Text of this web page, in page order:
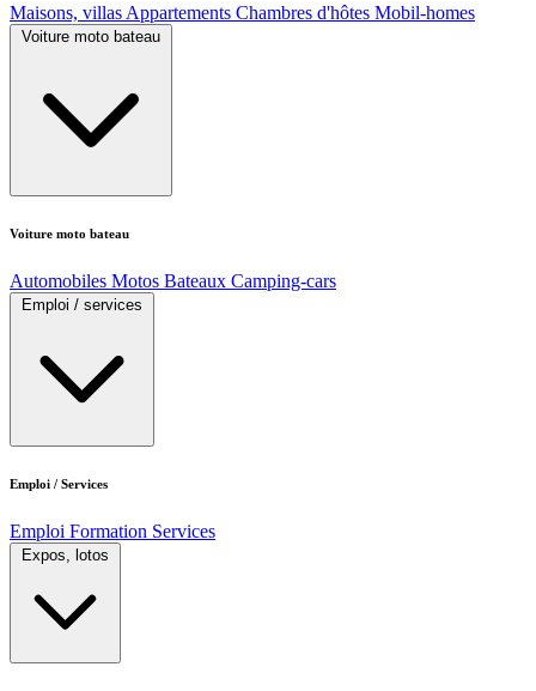
Maisons, villas Appartements Chambres d'hôtes Mobil-homes
Voiture moto bateau
Voiture moto bateau
Automobiles Motos Bateaux Camping-cars
Emploi / services
Emploi / Services
Emploi Formation Services
Expos, lotos